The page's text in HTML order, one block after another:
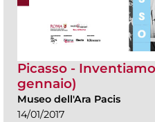
Picasso -
gennaio)
Museo dell'Ara Pacis
14/01/2017